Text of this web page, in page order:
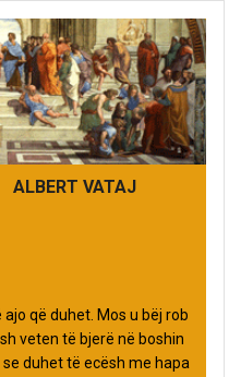
ALBERT VATAJ
që duhet. Mos u bëj rob
veten të bjerë në boshin
duhet të ecësh me hapa